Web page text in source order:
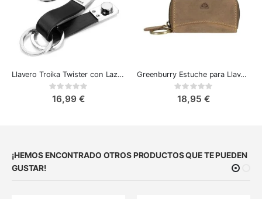
Llavero Troika Twister con Lazo de Cuero y Cierre de Giro negro
Rating:
0%
16,99 €
Greenburry Estuche para Llaves Vintage en Cuero Marrón
Rating:
0%
18,95 €
¡HEMOS ENCONTRADO OTROS PRODUCTOS QUE TE PUEDEN
GUSTAR!